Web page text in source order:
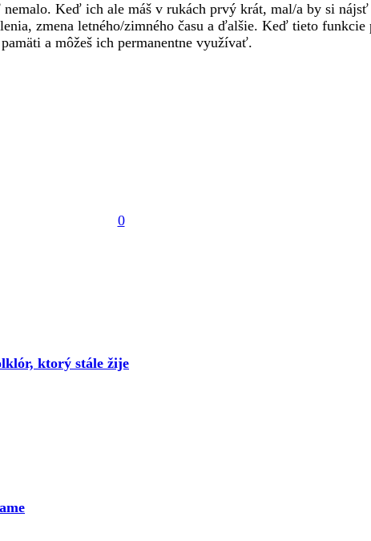
Keď ich ale máš v rukách prvý krát, mal/a by si nájsť
zmena letného/zimného času a ďalšie. Keď tieto
a môžeš ich permanentne využívať.
0
ktorý stále žije